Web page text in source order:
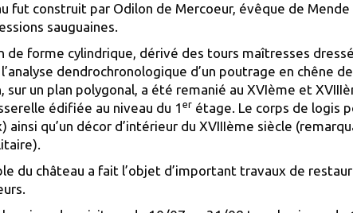
fut construit par Odilon de Mercoeur, évêque de
sauguaines.
de forme cylindrique, dérivé des tours maîtresses
dendrochronologique d’un poutrage en chêne
sur un plan polygonal, a été remanié au XVIème et
édifiée au niveau du 1 er étage. Le corps de logis
ainsi qu’un décor d’intérieur du XVIIIème siècle
du château a fait l’objet d’important travaux de